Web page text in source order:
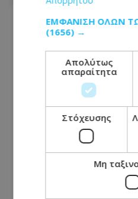
«Βγήκα χάλια!»:
αρέσουμε στις
ΕΜΦΆΝΙΣΗ ΌΛΩΝ
(1656) →
Απολύτως
απαραίτητα
Στόχευσης
Μη